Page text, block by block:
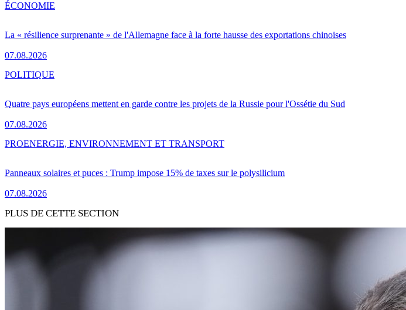
La « résilience surprenante » de l'Allemagne face à la forte hausse des exportations chinoises
07.08.2026
ÉCONOMIE
Quatre pays européens mettent en garde contre les projets de la Russie pour l'Ossétie du Sud
07.08.2026
POLITIQUE
Panneaux solaires et puces : Trump impose 15% de taxes sur le polysilicium
07.08.2026
PROENERGIE, ENVIRONNEMENT ET TRANSPORT
PLUS DE CETTE SECTION